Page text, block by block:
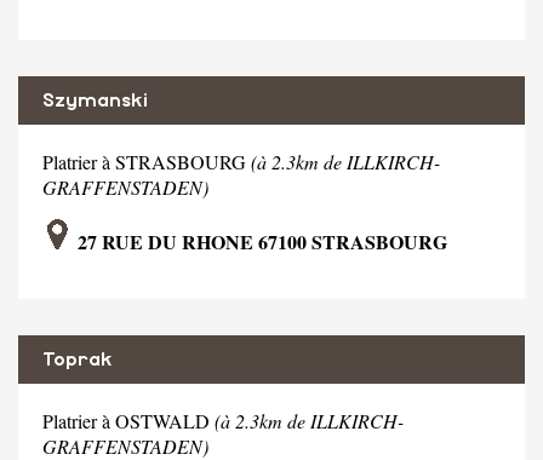
Szymanski
Platrier à STRASBOURG(à 2.3km de ILLKIRCH-
GRAFFENSTADEN)
27 RUE DU RHONE 67100 STRASBOURG
Toprak
Platrier à OSTWALD (à 2.3km de ILLKIRCH-
GRAFFENSTADEN)